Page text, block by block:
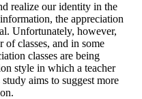
realize our identity in the
the appreciation
Unfortunately, however,
of classes, and in some
classes are being
style in which a teacher
aims to suggest more